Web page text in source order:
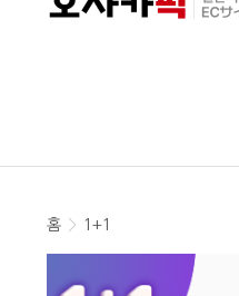
홈 > 1+1